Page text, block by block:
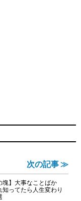
次の記事 ≫
塊】大事なことばか
知ってたら人生変わり